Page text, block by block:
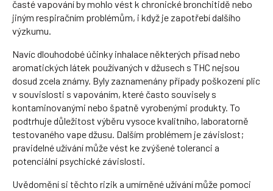
časté vapování by mohlo vést k chronické bronchitidě nebo
jiným respiračním problémům, i když je zapotřebí dalšího
výzkumu.
Navíc dlouhodobé účinky inhalace některých přísad nebo
aromatických látek používaných v džusech s THC nejsou
dosud zcela známy. Byly zaznamenány případy poškození plic
v souvislosti s vapováním, které často souvisely s
kontaminovanými nebo špatně vyrobenými produkty. To
podtrhuje důležitost výběru vysoce kvalitního, laboratorně
testovaného vape džusu. Dalším problémem je závislost;
pravidelné užívání může vést ke zvýšené toleranci a
potenciální psychické závislosti.
Uvědomění si těchto rizik a umírněné užívání může pomoci